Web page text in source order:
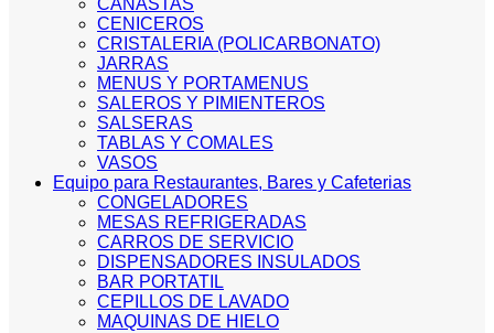
CANASTAS
CENICEROS
CRISTALERIA (POLICARBONATO)
JARRAS
MENUS Y PORTAMENUS
SALEROS Y PIMIENTEROS
SALSERAS
TABLAS Y COMALES
VASOS
Equipo para Restaurantes, Bares y Cafeterias
CONGELADORES
MESAS REFRIGERADAS
CARROS DE SERVICIO
DISPENSADORES INSULADOS
BAR PORTATIL
CEPILLOS DE LAVADO
MAQUINAS DE HIELO